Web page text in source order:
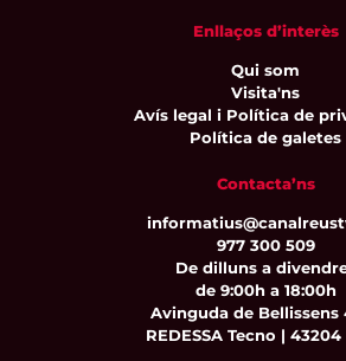
Enllaços d’interès
Qui som
Visita'ns
Avís legal i Política de
Política de galetes
Contacta’ns
977 300 509
De dilluns a
de 9:00h a 18:00h
Avinguda de Bellissens
REDESSA Tecno | 43204